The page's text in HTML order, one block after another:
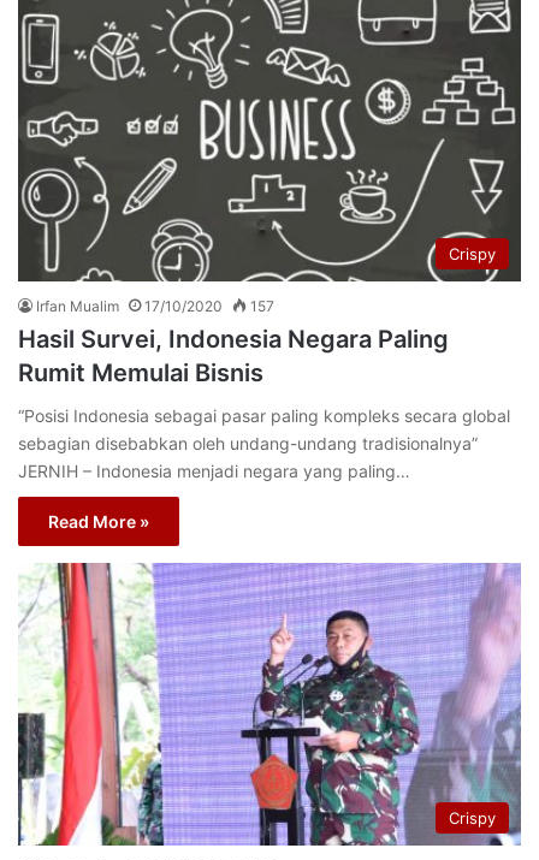
Crispy
Irfan Mualim 17/10/2020 157
Hasil Survei, Indonesia Negara Paling
Rumit Memulai Bisnis
“Posisi Indonesia sebagai pasar paling kompleks secara global
sebagian disebabkan oleh undang-undang tradisionalnya”
JERNIH – Indonesia menjadi negara yang paling…
Read More »
Crispy